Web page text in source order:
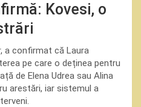
Kovesi, o
a confirmat că Laura
pe care o deținea pentru
de Elena Udrea sau Alina
arestări, iar sistemul a